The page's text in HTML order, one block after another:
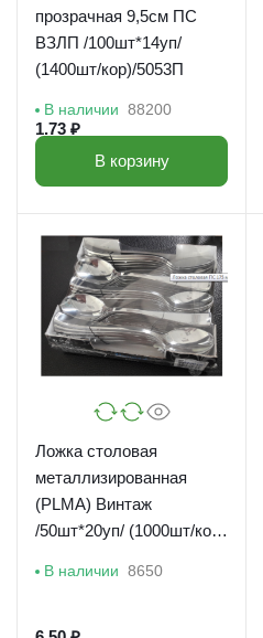
прозрачная 9,5см ПС
ВЗЛП /100шт*14уп/
(1400шт/кор)/5053П
В наличии 88200
1.73 ₽
В корзину
Ложка столовая
металлизированная
(PLMA) Винтаж
/50шт*20уп/ (1000шт/кор)
В наличии 8650